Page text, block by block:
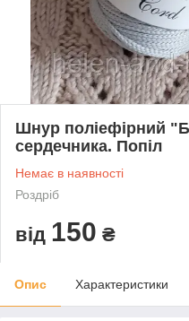
Шнур поліефірний
сердечника. Попіл
Немає в наявності
Роздріб
від 150 ₴
Опис Характеристики